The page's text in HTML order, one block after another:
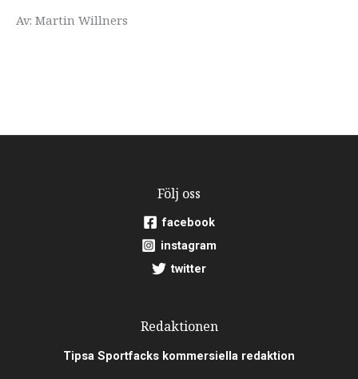
Av: Martin Willners
Följ oss
facebook
instagram
twitter
Redaktionen
Tipsa Sportfacks kommersiella redaktion